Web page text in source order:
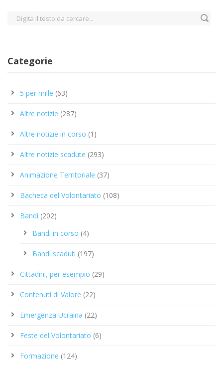
Categorie
5 per mille (63)
Altre notizie (287)
Altre notizie in corso (1)
Altre notizie scadute (293)
Animazione Territoriale (37)
Bacheca del Volontariato (108)
Bandi (202)
Bandi in corso (4)
Bandi scaduti (197)
Cittadini, per esempio (29)
Contenuti di Valore (22)
Emergenza Ucraina (22)
Feste del Volontariato (6)
Formazione (124)